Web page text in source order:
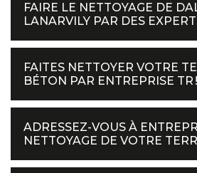
FAIRE LE NETTOYAGE DE
LANARVILY PAR DES
FAITES NETTOYER VOTRE
BÉTON PAR ENTREPRISE TR !
ADRESSEZ-VOUS À
NETTOYAGE DE VOTRE